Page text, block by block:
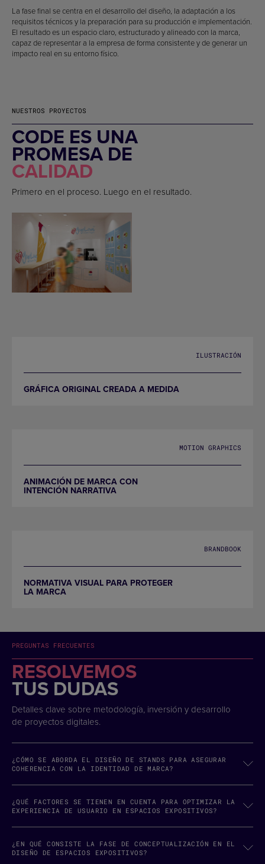
La fase final se centra en el desarrollo del diseño, la adaptación a los
requisitos técnicos y la preparación para su producción e implementación.
El resultado es un espacio claro, estructurado y alineado con la marca,
capaz de representar a la empresa de forma consistente y de generar un
impacto real en su entorno físico.
NUESTROS PROYECTOS
CODE ES UNA
PROMESA DE
CALIDAD
Primero en el proceso. Luego en el resultado.
ILUSTRACIÓN
GRÁFICA ORIGINAL CREADA A MEDIDA
MOTION GRAPHICS
ANIMACIÓN DE MARCA CON
INTENCIÓN NARRATIVA
BRANDBOOK
NORMATIVA VISUAL PARA PROTEGER
LA MARCA
PREGUNTAS FRECUENTES
RESOLVEMOS
TUS DUDAS
Detalles clave sobre metodología, inversión y desarrollo
de proyectos digitales.
¿CÓMO SE ABORDA EL DISEÑO DE STANDS PARA ASEGURAR
COHERENCIA CON LA IDENTIDAD DE MARCA?
¿QUÉ FACTORES SE TIENEN EN CUENTA PARA OPTIMIZAR LA
EXPERIENCIA DE USUARIO EN ESPACIOS EXPOSITIVOS?
¿EN QUÉ CONSISTE LA FASE DE CONCEPTUALIZACIÓN EN EL
DISEÑO DE ESPACIOS EXPOSITIVOS?